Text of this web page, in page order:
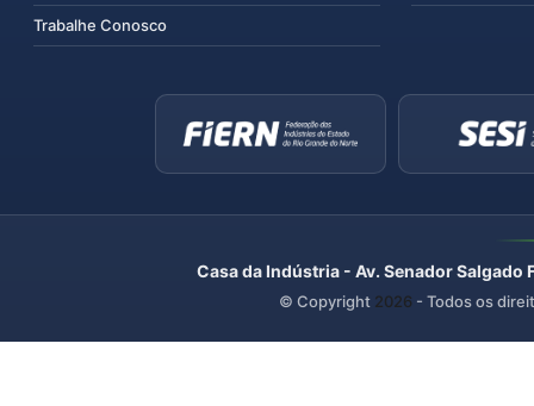
Trabalhe Conosco
Casa da Indústria - Av. Senador
© Copyright 2026 - Todos os